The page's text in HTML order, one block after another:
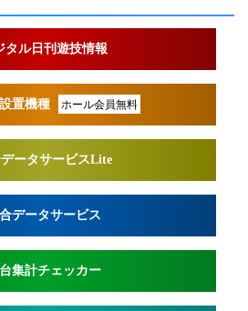
タル日刊遊技情報
置機種 ホール会員無料
ータサービスLite
データサービス
集計チェッカー